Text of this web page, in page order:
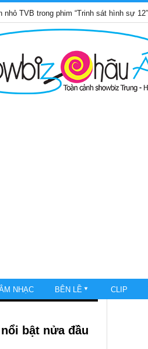
trong phim “Trinh sát hình sự 12”
NHẠC BÊN LỀ CLIP
bật nửa đầu